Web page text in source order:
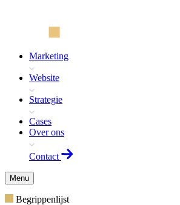
Marketing
Website
Strategie
Cases
Over ons
Contact
Menu
Begrippenlijst